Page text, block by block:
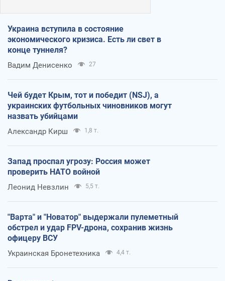
Украина вступила в состояние
экономического кризиса. Есть ли свет в
конце туннеля?
Вадим Денисенко 27
Чей будет Крым, тот и победит (NSJ), а
украинских футбольных чиновников могут
назвать убийцами
Александр Кирш 1,8 т.
Запад проспал угрозу: Россия может
проверить НАТО войной
Леонид Невзлин 5,5 т.
"Варта" и "Новатор" выдержали пулеметный
обстрел и удар FPV-дрона, сохранив жизнь
офицеру ВСУ
Украинская Бронетехника 4,4 т.